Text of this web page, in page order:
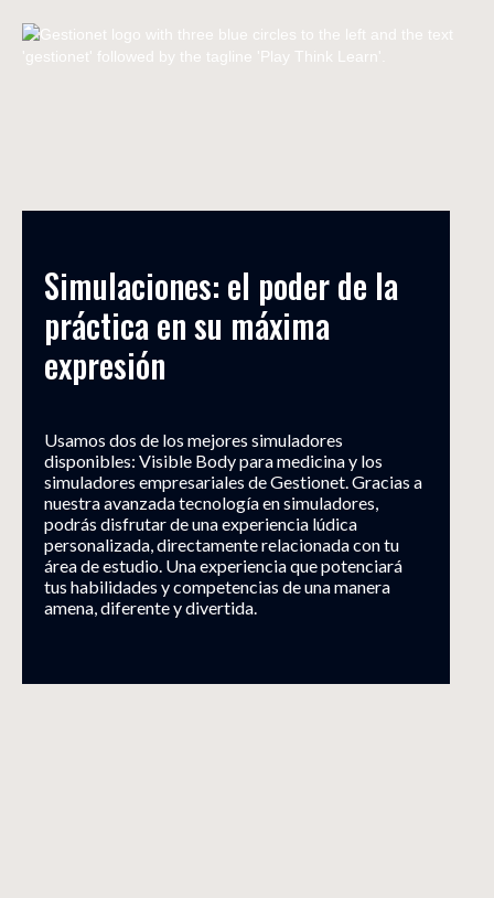
Simulaciones: el poder de la
práctica en su máxima
expresión
Usamos dos de los mejores simuladores
disponibles: Visible Body para medicina y los
simuladores empresariales de Gestionet. Gracias a
nuestra avanzada tecnología en simuladores,
podrás disfrutar de una experiencia lúdica
personalizada, directamente relacionada con tu
área de estudio. Una experiencia que potenciará
tus habilidades y competencias de una manera
amena, diferente y divertida.